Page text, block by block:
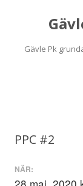
Gävle Pk
PPC #2
NÄR: